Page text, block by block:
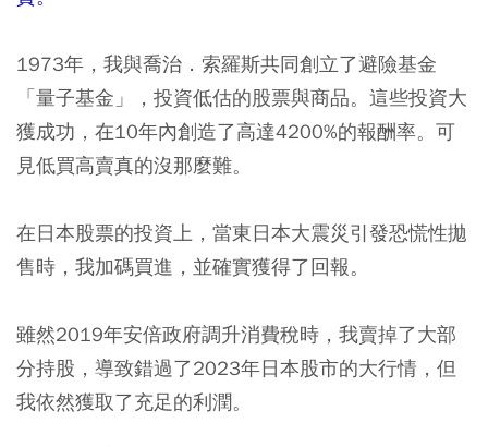
1973年，我與喬治．索羅斯共同創立了避險基金
「量子基金」，投資低估的股票與商品。這些投資大
獲成功，在10年內創造了高達4200%的報酬率。可
見低買高賣真的沒那麼難。
在日本股票的投資上，當東日本大震災引發恐慌性拋
售時，我加碼買進，並確實獲得了回報。
雖然2019年安倍政府調升消費稅時，我賣掉了大部
分持股，導致錯過了2023年日本股市的大行情，但
我依然獲取了充足的利潤。